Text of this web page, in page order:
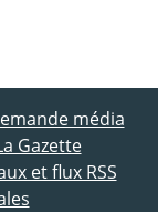
média
Gazette
et flux RSS